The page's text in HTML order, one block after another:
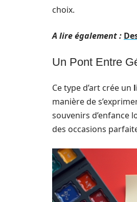
choix.
A lire également :
Un Pont Entre
Ce type d’art crée un
manière de
souvenirs d’enfance
des occasions